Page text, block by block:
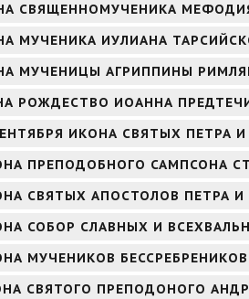
СВЯЩЕННОМУЧЕНИКА
МУЧЕНИКА ИУЛИАНА
МУЧЕНИЦЫ АГРИППИНЫ
РОЖДЕСТВО ИОАННА
ИКОНА СВЯТЫХ ПЕТРА
ПРЕПОДОБНОГО САМПСОНА
СВЯТЫХ АПОСТОЛОВ ПЕТРА И
СОБОР СЛАВНЫХ И
МУЧЕНИКОВ
СВЯТОГО ПРЕПОДОНОГО